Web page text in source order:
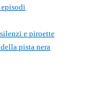
e piroette
pista nera